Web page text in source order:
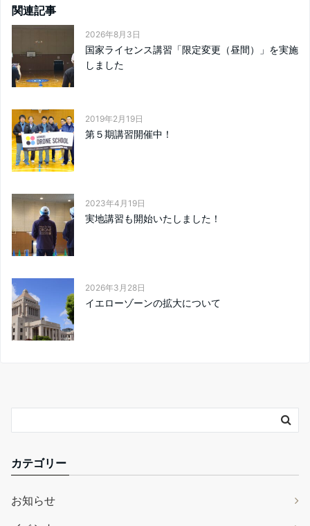
関連記事
2026年8月3日
国家ライセンス講習「限定変更（昼間）」を実施
しました
2019年2月19日
第５期講習開催中！
2023年4月19日
実地講習も開始いたしました！
2026年3月28日
イエローゾーンの拡大について
カテゴリー
お知らせ